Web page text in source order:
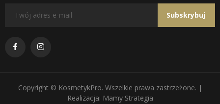
Subskrybuj
Copyright © KosmetykPro. Wszelkie prawa zastrzeżone. |
Realizacja: Mamy Strategia